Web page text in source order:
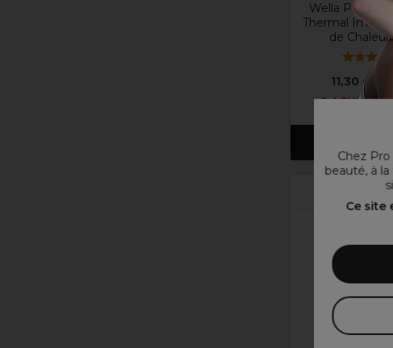
Chez
beauté, à
Ce site
Wella
Thermal
de Chaleur
11,30 €
2 ACHETÉS,